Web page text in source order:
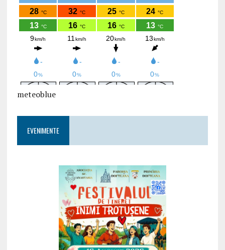
meteoblue
EVENIMENTE